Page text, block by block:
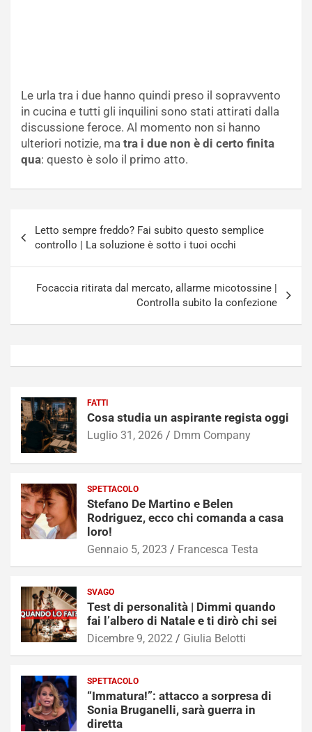
Le urla tra i due hanno quindi preso il sopravvento
in cucina e tutti gli inquilini sono stati attirati dalla
discussione feroce. Al momento non si hanno
ulteriori notizie, ma tra i due non è di certo finita
qua: questo è solo il primo atto.
articoli
Letto sempre freddo? Fai subito questo semplice
controllo | La soluzione è sotto i tuoi occhi
Focaccia ritirata dal mercato, allarme micotossine |
Controlla subito la confezione
FATTI
Cosa studia un aspirante regista oggi
Luglio 31, 2026 Dmm Company
SPETTACOLO
Stefano De Martino e Belen
Rodriguez, ecco chi comanda a casa
loro!
Gennaio 5, 2023 Francesca Testa
SVAGO
Test di personalità | Dimmi quando
fai l’albero di Natale e ti dirò chi sei
Dicembre 9, 2022 Giulia Belotti
SPETTACOLO
“Immatura!”: attacco a sorpresa di
Sonia Bruganelli, sarà guerra in
diretta